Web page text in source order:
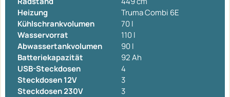
Heizung
Truma Combi 6E
Kühlschrankvolumen
70 l
Wasservorrat
110 l
Abwassertankvolumen
90 l
Batteriekapazität
92 Ah
USB-Steckdosen
4
Steckdosen 12V
3
Steckdosen 230V
3